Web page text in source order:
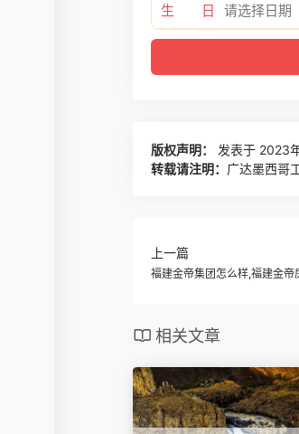
生 日
版权声明：
发表于 2023
转载请注明： 广达墨西哥
上一篇
福建金帝集团怎么样,福建金帝
相关文章